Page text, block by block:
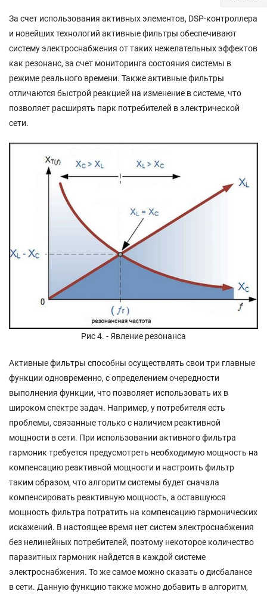
За счет использования активных элементов, DSP-контроллера
и новейших технологий активные фильтры обеспечивают
систему электроснабжения от таких нежелательных эффектов
как резонанс, за счет мониторинга состояния системы в
режиме реального времени. Также активные фильтры
отличаются быстрой реакцией на изменение в системе, что
позволяет расширять парк потребителей в электрической
сети.
Рис 4. - Явление резонанса
Активные фильтры способны осуществлять свои три главные
функции одновременно, с определением очередности
выполнения функции, что позволяет использовать их в
широком спектре задач. Например, у потребителя есть
проблемы, связанные только с наличием реактивной
мощности в сети. При использовании активного фильтра
гармоник требуется предусмотреть необходимую мощность на
компенсацию реактивной мощности и настроить фильтр
таким образом, что алгоритм системы будет сначала
компенсировать реактивную мощность, а оставшуюся
мощность фильтра потратить на компенсацию гармонических
искажений. В настоящее время нет систем электроснабжения
без нелинейных потребителей, поэтому некоторое количество
паразитных гармоник найдется в каждой системе
электроснабжения. То же самое можно сказать о дисбалансе
в сети. Данную функцию также можно добавить в алгоритм,